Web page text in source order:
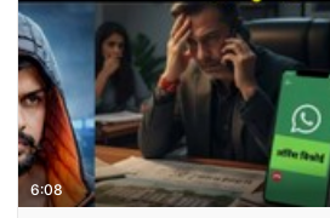
6:08